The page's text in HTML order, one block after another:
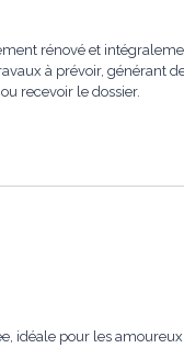
rénové et
à prévoir, générant
recevoir le dossier.
idéale pour les